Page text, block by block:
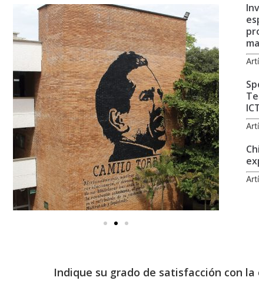
Indique su grado de satisfacción con